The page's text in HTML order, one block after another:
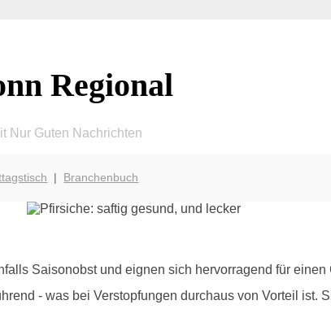
Regional
Nur Guten Nachrichten
| Branchenbuch
Saisonobst und eignen sich hervorragend für einen
- was bei Verstopfungen durchaus von Vorteil ist.